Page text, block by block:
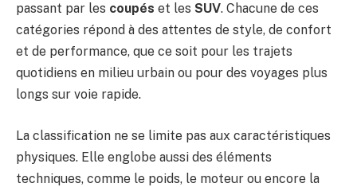
passant par les coupés et les SUV. Chacune de ces
catégories répond à des attentes de style, de confort
et de performance, que ce soit pour les trajets
quotidiens en milieu urbain ou pour des voyages plus
longs sur voie rapide.
La classification ne se limite pas aux caractéristiques
physiques. Elle englobe aussi des éléments
techniques, comme le poids, le moteur ou encore la